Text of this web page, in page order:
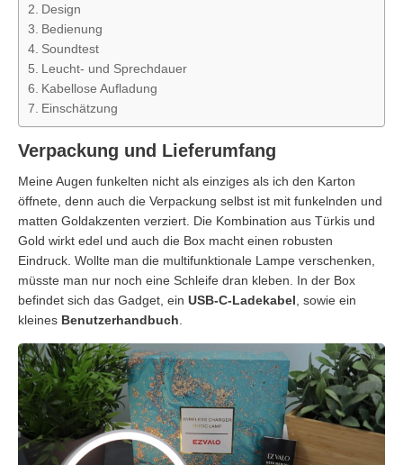
Design
Bedienung
Soundtest
Leucht- und Sprechdauer
Kabellose Aufladung
Einschätzung
Verpackung und Lieferumfang
Meine Augen funkelten nicht als einziges als ich den Karton
öffnete, denn auch die Verpackung selbst ist mit funkelnden und
matten Goldakzenten verziert. Die Kombination aus Türkis und
Gold wirkt edel und auch die Box macht einen robusten
Eindruck. Wollte man die multifunktionale Lampe verschenken,
müsste man nur noch eine Schleife dran kleben. In der Box
befindet sich das Gadget, ein USB-C-Ladekabel, sowie ein
kleines Benutzerhandbuch.